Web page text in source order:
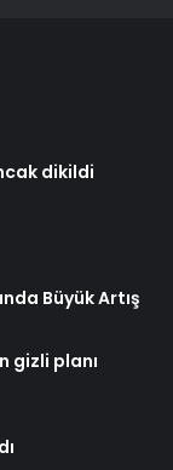
dikildi
Büyük Artış
gizli planı